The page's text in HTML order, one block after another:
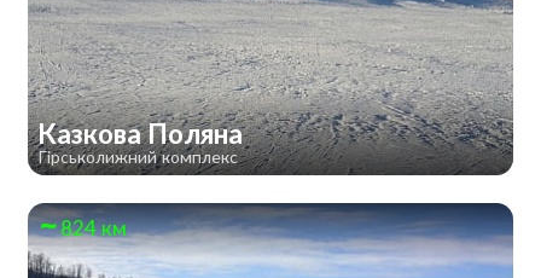
Казкова Поляна
Гірськолижний комплекс
824 км